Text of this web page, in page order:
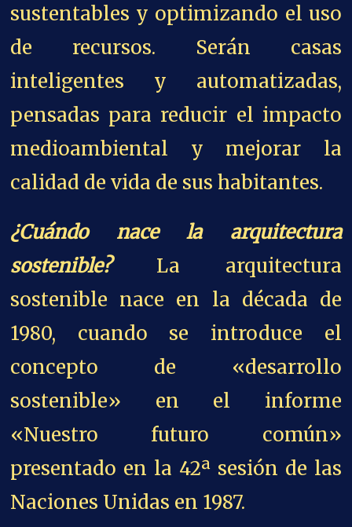
sustentables y optimizando el uso
de recursos. Serán casas
inteligentes y automatizadas,
pensadas para reducir el impacto
medioambiental y mejorar la
calidad de vida de sus habitantes.
¿Cuándo nace la arquitectura
sostenible?La arquitectura
sostenible nace en la década de
1980, cuando se introduce el
concepto de «desarrollo
sostenible» en el informe
«Nuestro futuro común»
presentado en la 42ª sesión de las
Naciones Unidas en 1987.